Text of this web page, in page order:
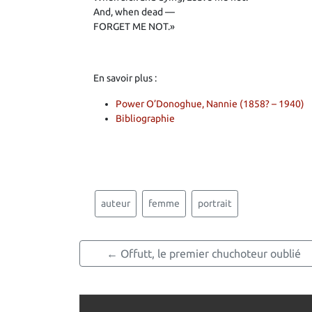
And, when dead —
FORGET ME NOT.»
En savoir plus :
Power O’Donoghue, Nannie (1858? – 1940)
Bibliographie
auteur femme portrait
← Offutt, le premier chuchoteur oublié